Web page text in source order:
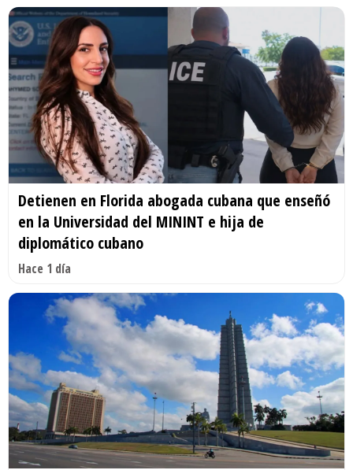
Detienen en Florida abogada cubana que enseñó
en la Universidad del MININT e hija de
diplomático cubano
Hace 1 día